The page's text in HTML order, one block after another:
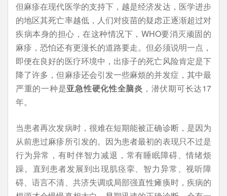
但麻疹在现代医学的支持下，越是经济发达，医学进步
的地区其死亡率越低，人们对疫苗的疑虑正逐渐超过对
疾病本身的担心，在这种情况下，WHO要消灭顽固的
麻疹，恐怕还有更漫长的道路要走。但必须说明一点，
即便在良好的医疗环境中，出疹子的死亡风险肯定是下
降了许多，但麻疹还会引发一些麻烦的并发症，其中最
严重的一种是亚急性硬化性全脑炎 ，潜伏期可长达17
年。
当患者再次发病时，很难在短期能被正确诊断，是因为
从前患过麻疹所引发的。因为患者最初的表现只不过是
行为异常，有时伴智力减退，常有睡眠障碍、情绪烦
躁。直到患者发展到出现肌痉挛、智力异常、视听障
碍、语言不清、共济失调或局部强直性瘫痪时，疾病的